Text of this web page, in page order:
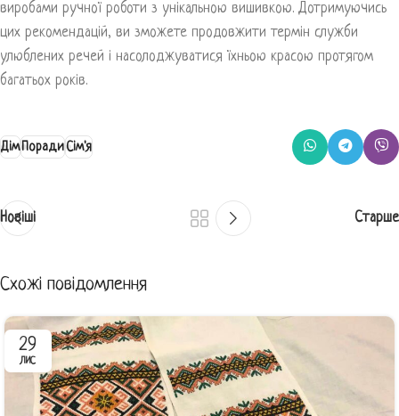
виробами ручної роботи з унікальною вишивкою. Дотримуючись
цих рекомендацій, ви зможете продовжити термін служби
улюблених речей і насолоджуватися їхньою красою протягом
багатьох років.
ДімПорадиСім'я
Новіші Старше
Схожі повідомлення
29
ЛИС